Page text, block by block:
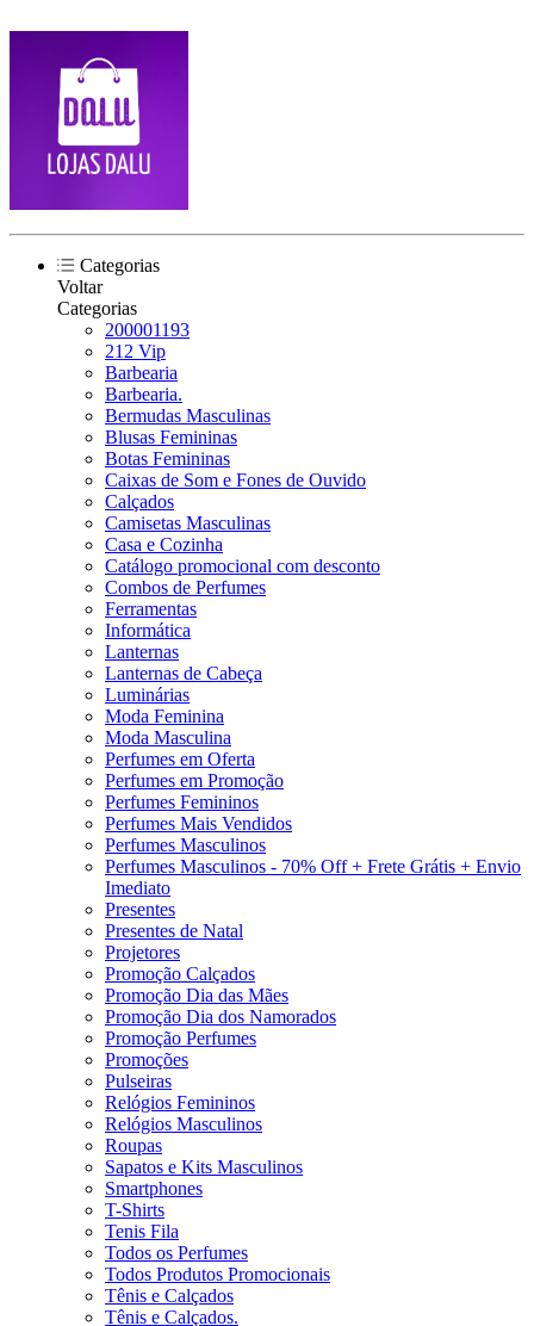
Categorias
Voltar
Categorias
200001193
212 Vip
Barbearia
Barbearia.
Bermudas Masculinas
Blusas Femininas
Botas Femininas
Caixas de Som e Fones de Ouvido
Calçados
Camisetas Masculinas
Casa e Cozinha
Catálogo promocional com desconto
Combos de Perfumes
Ferramentas
Informática
Lanternas
Lanternas de Cabeça
Luminárias
Moda Feminina
Moda Masculina
Perfumes em Oferta
Perfumes em Promoção
Perfumes Femininos
Perfumes Mais Vendidos
Perfumes Masculinos
Perfumes Masculinos - 70% Off + Frete Grátis + Envio
Imediato
Presentes
Presentes de Natal
Projetores
Promoção Calçados
Promoção Dia das Mães
Promoção Dia dos Namorados
Promoção Perfumes
Promoções
Pulseiras
Relógios Femininos
Relógios Masculinos
Roupas
Sapatos e Kits Masculinos
Smartphones
T-Shirts
Tenis Fila
Todos os Perfumes
Todos Produtos Promocionais
Tênis e Calçados
Tênis e Calçados.